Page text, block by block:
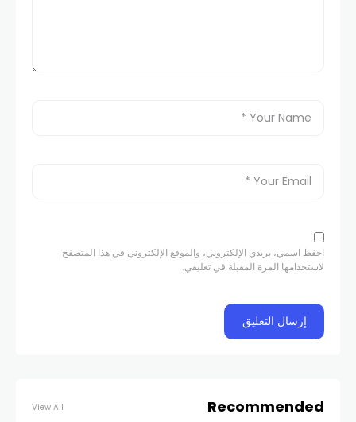
احفظ اسمي، بريدي الإلكتروني، والموقع الإلكتروني في هذا المتصفح
لاستخدامها المرة المقبلة في تعليقي.
Recommended
View All